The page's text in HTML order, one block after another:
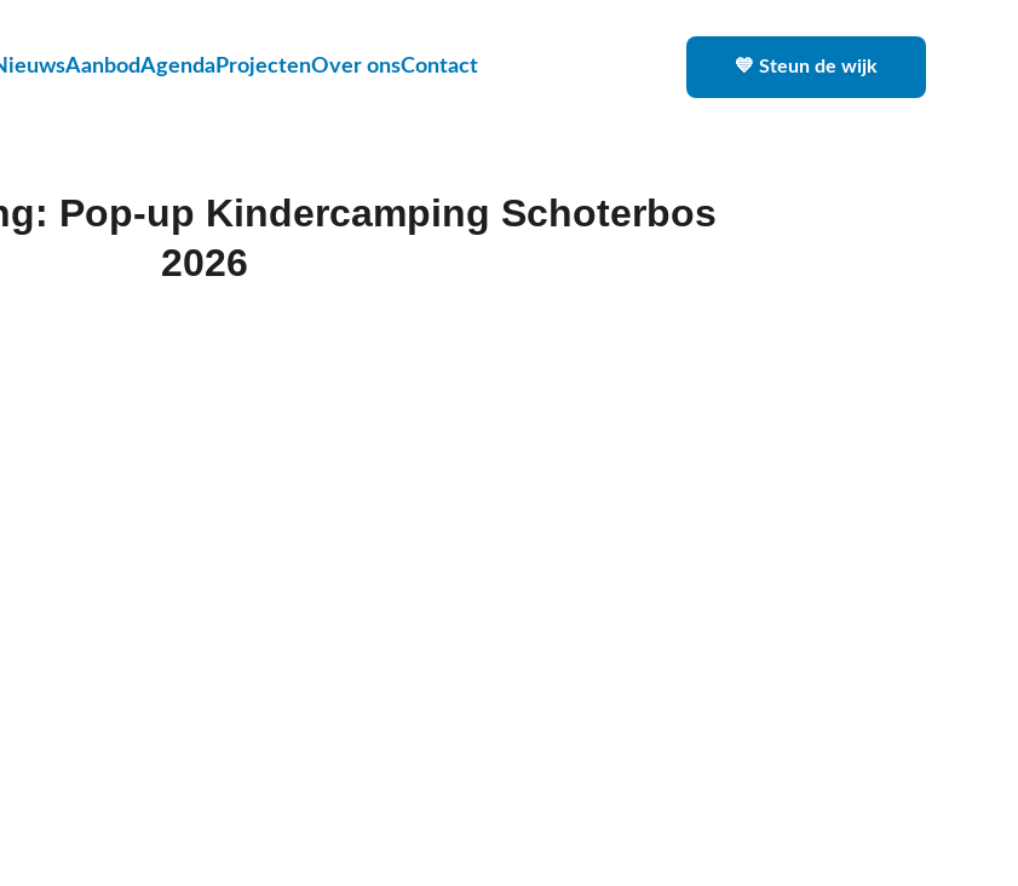
AanbodAgendaProjectenOver onsContact 💙 Steun de wijk
Pop‑up Kindercamping Schoterbos
2026